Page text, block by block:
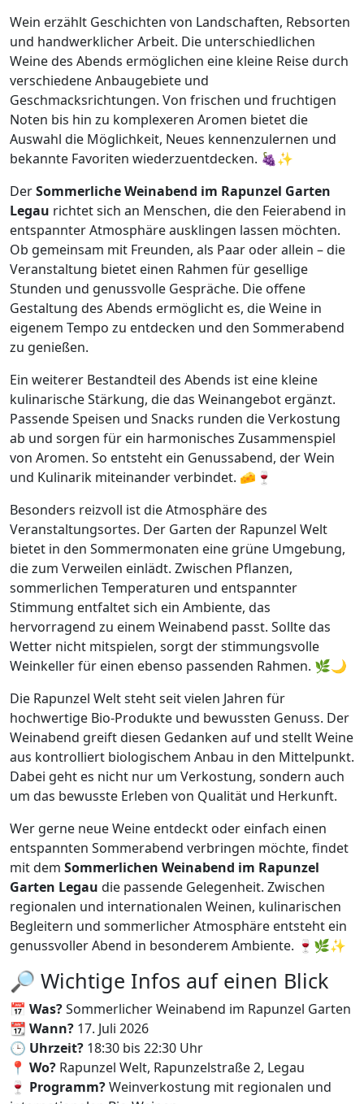
Wein erzählt Geschichten von Landschaften, Rebsorten
und handwerklicher Arbeit. Die unterschiedlichen
Weine des Abends ermöglichen eine kleine Reise durch
verschiedene Anbaugebiete und
Geschmacksrichtungen. Von frischen und fruchtigen
Noten bis hin zu komplexeren Aromen bietet die
Auswahl die Möglichkeit, Neues kennenzulernen und
bekannte Favoriten wiederzuentdecken. 🍇✨
DerSommerliche Weinabend im Rapunzel Garten
Legau richtet sich an Menschen, die den Feierabend in
entspannter Atmosphäre ausklingen lassen möchten.
Ob gemeinsam mit Freunden, als Paar oder allein – die
Veranstaltung bietet einen Rahmen für gesellige
Stunden und genussvolle Gespräche. Die offene
Gestaltung des Abends ermöglicht es, die Weine in
eigenem Tempo zu entdecken und den Sommerabend
zu genießen.
Ein weiterer Bestandteil des Abends ist eine kleine
kulinarische Stärkung, die das Weinangebot ergänzt.
Passende Speisen und Snacks runden die Verkostung
ab und sorgen für ein harmonisches Zusammenspiel
von Aromen. So entsteht ein Genussabend, der Wein
und Kulinarik miteinander verbindet. 🧀🍷
Besonders reizvoll ist die Atmosphäre des
Veranstaltungsortes. Der Garten der Rapunzel Welt
bietet in den Sommermonaten eine grüne Umgebung,
die zum Verweilen einlädt. Zwischen Pflanzen,
sommerlichen Temperaturen und entspannter
Stimmung entfaltet sich ein Ambiente, das
hervorragend zu einem Weinabend passt. Sollte das
Wetter nicht mitspielen, sorgt der stimmungsvolle
Weinkeller für einen ebenso passenden Rahmen. 🌿🌙
Die Rapunzel Welt steht seit vielen Jahren für
hochwertige Bio-Produkte und bewussten Genuss. Der
Weinabend greift diesen Gedanken auf und stellt Weine
aus kontrolliert biologischem Anbau in den Mittelpunkt.
Dabei geht es nicht nur um Verkostung, sondern auch
um das bewusste Erleben von Qualität und Herkunft.
Wer gerne neue Weine entdeckt oder einfach einen
entspannten Sommerabend verbringen möchte, findet
mit dem Sommerlichen Weinabend im Rapunzel
Garten Legau die passende Gelegenheit. Zwischen
regionalen und internationalen Weinen, kulinarischen
Begleitern und sommerlicher Atmosphäre entsteht ein
genussvoller Abend in besonderem Ambiente. 🍷🌿✨
🔎 Wichtige Infos auf einen Blick
📅 Was?Sommerlicher Weinabend im Rapunzel Garten
📆 Wann? 17. Juli 2026
🕒 Uhrzeit? 18:30 bis 22:30 Uhr
📍 Wo? Rapunzel Welt, Rapunzelstraße 2, Legau
🍷 Programm?Weinverkostung mit regionalen und